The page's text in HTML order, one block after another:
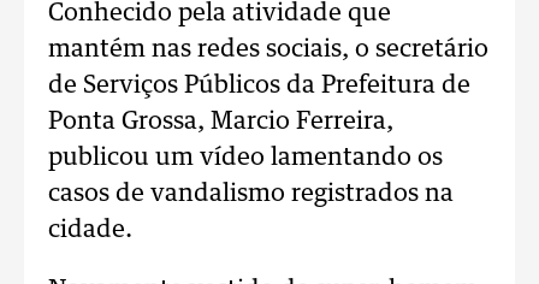
Conhecido pela atividade que
mantém nas redes sociais, o secretário
de Serviços Públicos da Prefeitura de
Ponta Grossa, Marcio Ferreira,
publicou um vídeo lamentando os
casos de vandalismo registrados na
cidade.